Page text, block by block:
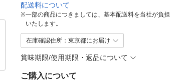
配送料について
※一部の商品につきましては、基本配送料を当社が負担
いたします。
在庫確認住所：東京都にお届け
賞味期限/使用期限・返品について
ご購入について